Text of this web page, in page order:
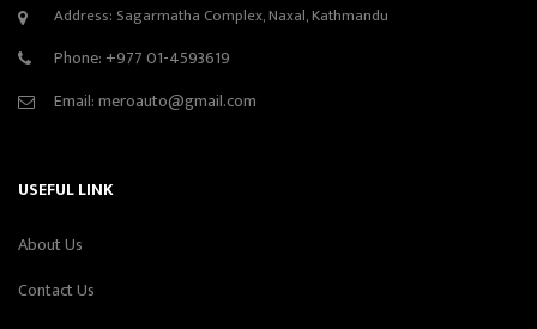
Address: Sagarmatha Complex, Naxal, Kathmandu
Phone: +977 01-4593619
Email:meroauto@gmail.com
USEFUL LINK
About Us
Contact Us